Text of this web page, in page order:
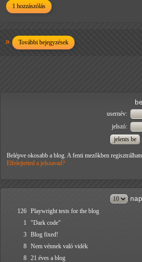
1 hozzászólás
További bejegyzések
usernév:
jelszó:
Belépve okosabb a blog. A fenti mezőkben
Elfelejtetted a jelszavad?
126 Playwright tests for the blog
1
"Dark code"
3 Blog fixed!
8 Nem vénnek való vidék
8 21 éves a blog